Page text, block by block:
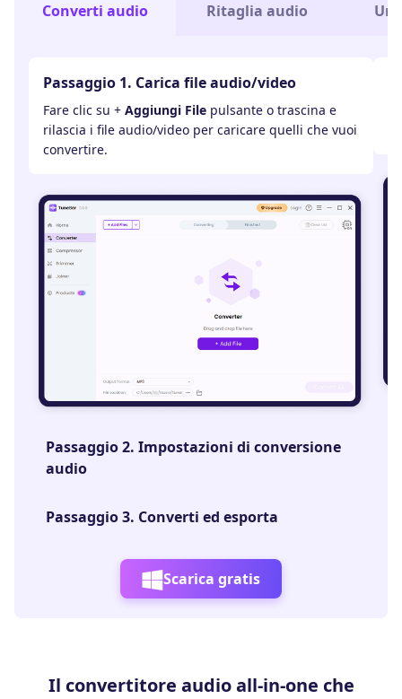
Converti audio Ritaglia audio
Passaggio 1. Carica file audio/video
Fare clic su + Aggiungi File pulsante o trascina e
rilascia i file audio/video per caricare quelli che vuoi
convertire.
Passaggio 2. Impostazioni di conversione
audio
Passaggio 3. Converti ed esporta
Scarica gratis
Il convertitore audio all-in-one che